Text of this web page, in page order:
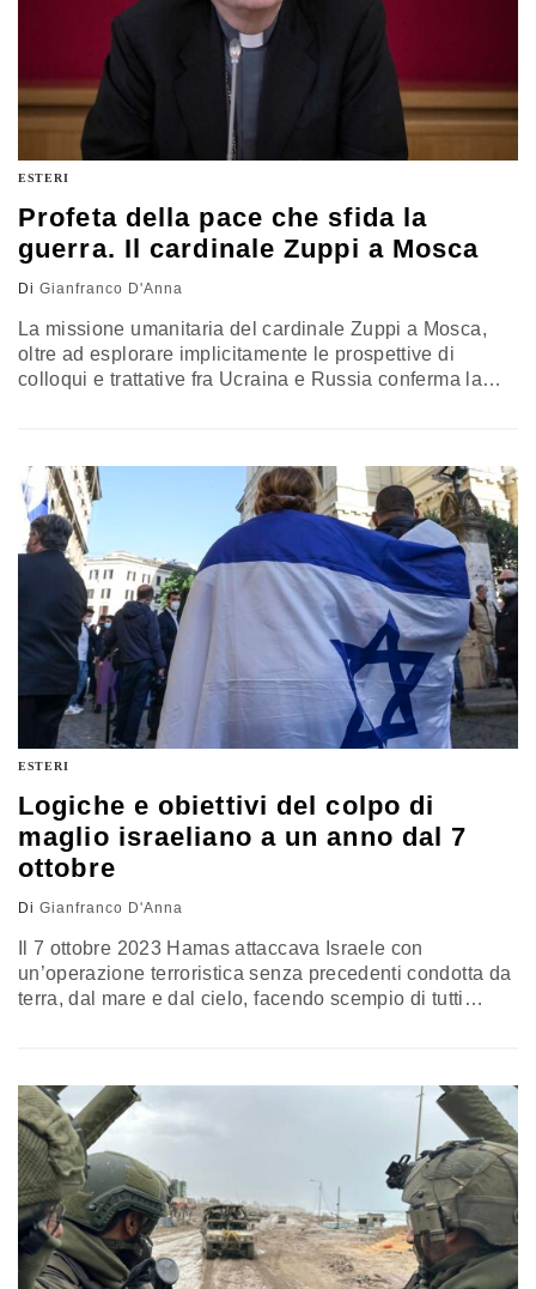
ESTERI
Profeta della pace che sfida la
guerra. Il cardinale Zuppi a Mosca
Di Gianfranco D'Anna
La missione umanitaria del cardinale Zuppi a Mosca,
oltre ad esplorare implicitamente le prospettive di
colloqui e trattative fra Ucraina e Russia conferma la
ESTERI
Logiche e obiettivi del colpo di
maglio israeliano a un anno dal 7
ottobre
Di Gianfranco D'Anna
Il 7 ottobre 2023 Hamas attaccava Israele con
un’operazione terroristica senza precedenti condotta da
terra, dal mare e dal cielo, facendo scempio di tutti